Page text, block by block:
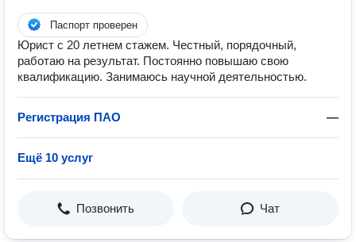
Паспорт проверен
Юрист с 20 летнем стажем. Честный, порядочный,
работаю на результат. Постоянно повышаю свою
квалификацию. Занимаюсь научной деятельностью.
Регистрация ПАО —
Ещё 10 услуг
Позвонить Чат